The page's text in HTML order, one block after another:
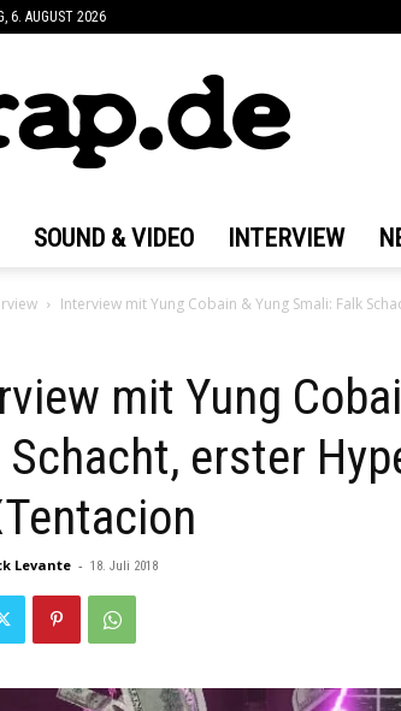
6. AUGUST 2026
SOUND & VIDEO INTERVIEW
Interview mit Yung Cobain & Yung Smali: Falk
mit Yung
Schacht, erster
Levante - 18. Juli 2018